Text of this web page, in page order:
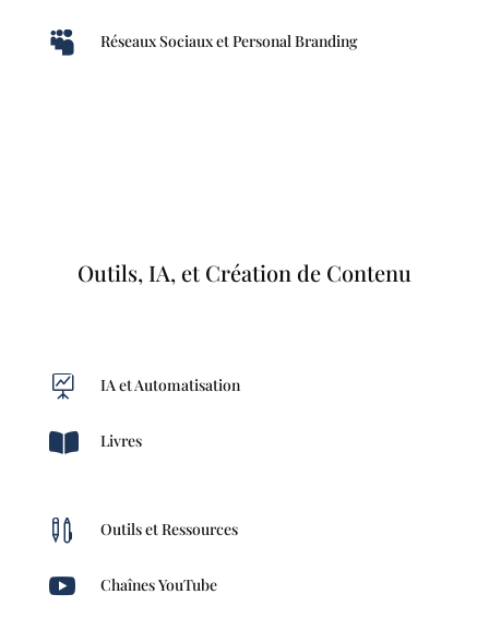
 Réseaux Sociaux et Personal Branding
Outils, IA, et Création de Contenu
 IA et Automatisation
 Livres
 Outils et Ressources
 Chaînes YouTube